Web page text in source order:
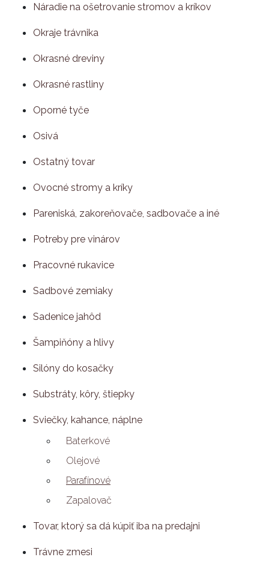
Náradie na ošetrovanie stromov a kríkov
Okraje trávnika
Okrasné dreviny
Okrasné rastliny
Oporné tyče
Osivá
Ostatný tovar
Ovocné stromy a kríky
Pareniská, zakoreňovače, sadbovače a iné
Potreby pre vinárov
Pracovné rukavice
Sadbové zemiaky
Sadenice jahôd
Šampiňóny a hlivy
Silóny do kosačky
Substráty, kôry, štiepky
Sviečky, kahance, náplne
Baterkové
Olejové
Parafínové
Zapalovač
Tovar, ktorý sa dá kúpiť iba na predajni
Trávne zmesi